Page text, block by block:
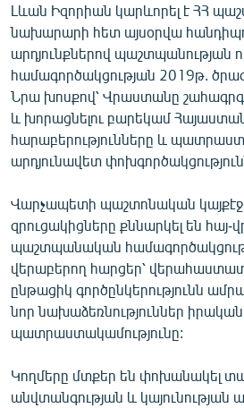
ՀԵՏԵՎԵՔ ՄԵԶ
«Ազատության» բոլոր կայքերը
Լևան Իզորիան կարևորել է ՀՀ
նախարարի հետ այսօրվա
արդյունքներով պաշտպանության
համագործակցության 2019թ.
Նրա խոսքով՝ Վրաստանը
և խորացնելու բարեկամ
հարաբերությունները և պատրաստ
արդյունավետ
Վարչապետի պաշտոնական
զրուցակիցները քննարկել են
պաշտպանական
վերաբերող հարցեր՝
ընթացիկ գործընկերությունն
նոր նախաձեռնություններ
պատրաստակամությունը:
Կողմերը մտքեր են փոխանակել
անվտանգության և կայունության